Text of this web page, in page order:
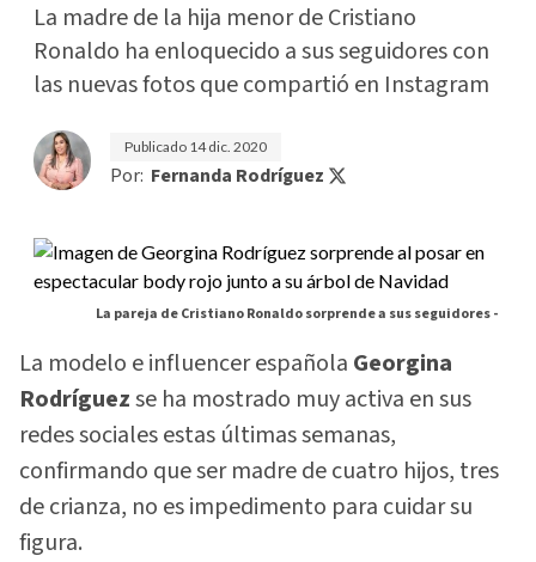
La madre de la hija menor de Cristiano
Ronaldo ha enloquecido a sus seguidores con
las nuevas fotos que compartió en Instagram
Publicado 14 dic. 2020
Por: Fernanda Rodríguez
La pareja de Cristiano Ronaldo sorprende a sus seguidores -
La modelo e influencer española Georgina
Rodríguezse ha mostrado muy activa en sus
redes sociales estas últimas semanas,
confirmando que ser madre de cuatro hijos, tres
de crianza, no es impedimento para cuidar su
figura.